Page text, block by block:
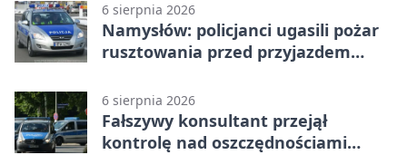
6 sierpnia 2026
Namysłów: policjanci ugasili pożar
rusztowania przed przyjazdem
6 sierpnia 2026
Fałszywy konsultant przejął
kontrolę nad oszczędnościami